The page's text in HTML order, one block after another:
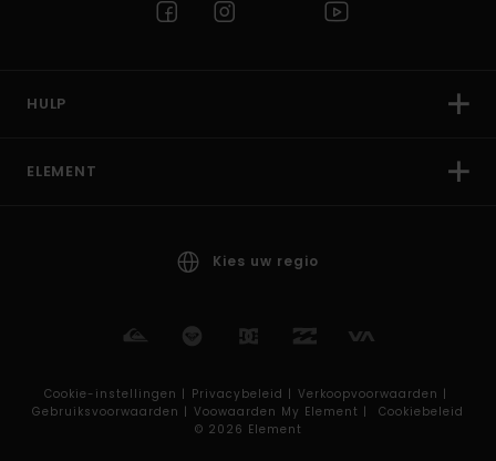
HULP
ELEMENT
Kies uw regio
Cookie-instellingen | Privacybeleid | Verkoopvoorwaarden |
Gebruiksvoorwaarden | Voowaarden My Element |
Cookiebeleid
© 2026 Element